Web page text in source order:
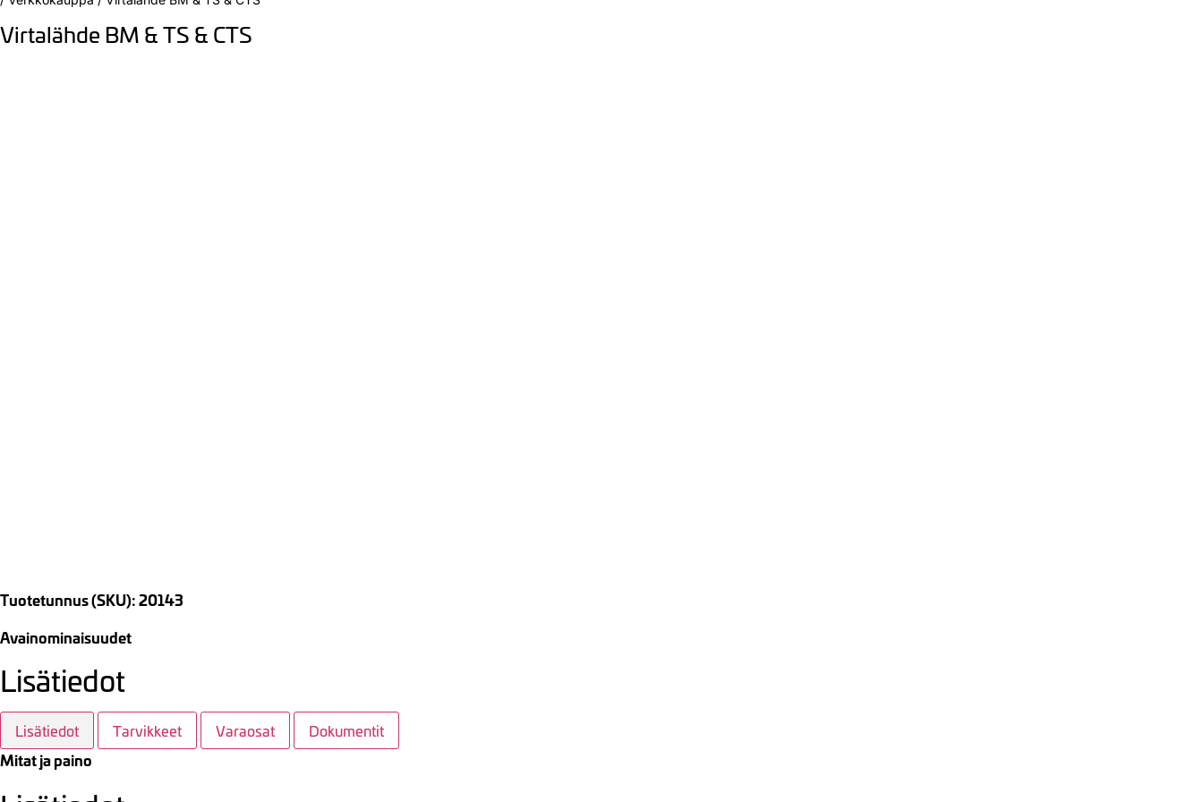
Virtalähde BM & TS & CTS
Tuotetunnus (SKU): 20143
Avainominaisuudet
Lisätiedot
Lisätiedot Tarvikkeet Varaosat Dokumentit
Mitat ja paino